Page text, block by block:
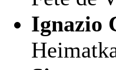
Ignazio